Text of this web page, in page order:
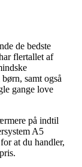
de bedste
flertallet af
samt også
gange love
på indtil
A5
at du handler,